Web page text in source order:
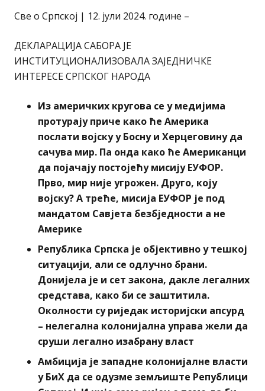
Све о Српској | 12. јули 2024. године –
ДЕКЛАРАЦИЈА САБОРА ЈЕ
ИНСТИТУЦИОНАЛИЗОВАЛА ЗАЈЕДНИЧКЕ
ИНТЕРЕСЕ СРПСКОГ НАРОДА
Из америчких кругова се у медијима
протурају приче како ће Америка
послати војску у Босну и Херцеговину да
сачува мир. Па онда како ће Американци
да појачају постојећу мисију ЕУФОР.
Прво, мир није угрожен. Друго, коју
војску? А треће, мисија ЕУФОР је под
мандатом Савјета безбједности а не
Америке
Република Српска је објективно у тешкој
ситуацији, али се одлучно брани.
Донијела је и сет закона, дакле легалних
средстава, како би се заштитила.
Околности су риједак историјски апсурд
– нелегална колонијална управа жели да
сруши легално изабрану власт
Амбиција је западне колонијалне власти
у БиХ да се одузме земљиште Републици